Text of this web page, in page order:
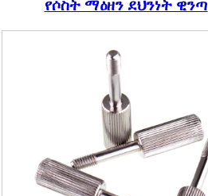
የሶስት ማዕዘን ደህንነት ዊንጣ